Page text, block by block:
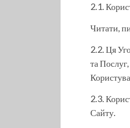
2.1.
Читати,
2.2. Ця
та
2.3.
Сайту.